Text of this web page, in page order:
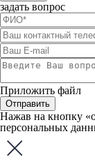
задать вопрос
Приложить файл
Отправить
Нажав на кнопку
персональных